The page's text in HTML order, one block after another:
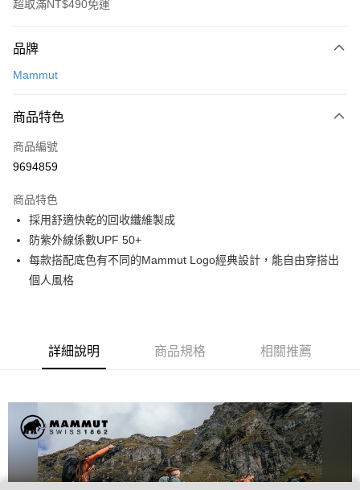
超取滿NT$490免運
信用卡一次付款
3 期 0 利率 每期
合作金庫商業銀行
上海商業儲蓄銀行
臺灣中小企業銀行
匯豐（台灣）商業銀行
聯邦商業銀行
元大商業銀行
永豐商業銀行
玉山商業銀行
超商取貨付款
LINE Pay
Apple Pay
ATM付款
運送方式
付款後全家取貨
每筆NT$60，滿NT$490(含以上)免運費
7-11取貨付款
每筆NT$60，滿NT$490(含以上)免運費
付款後7-11取貨
每筆NT$60，滿NT$490(含以上)免運費
品牌
Mammut
商品特色
商品編號
9694859
商品特色
採用舒適快乾的回收纖維製成
防紫外線係數UPF 50+
每款搭配底色有不同的Mammut Logo經典設計，能自由穿搭出
個人風格
詳細說明 商品規格 相關推薦